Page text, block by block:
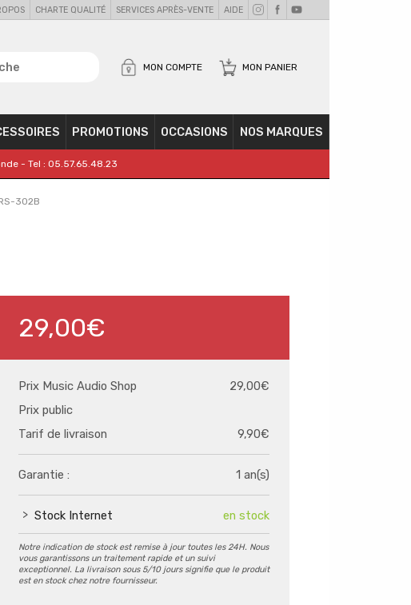
CHARTE QUALITÉ SERVICES APRÈS-VENTE AIDE
MON PANIER
MON COMPTE
PROMOTIONS OCCASIONS NOS MARQUES
- Tel : 05.57.65.48.23
302B
29,00€
Prix Music Audio Shop
29,00€
Prix public
Tarif de livraison
9,90€
Garantie : 1 an(s)
Stock Internet en stock
Notre indication de stock est remise à jour toutes les 24H. Nous
vous garantissons un traitement rapide et un suivi
exceptionnel. La livraison sous 5/10 jours signifie que le produit
est en stock chez notre fournisseur.